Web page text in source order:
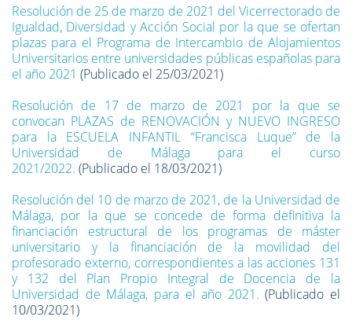
Resolución de 25 de marzo de 2021 del Vicerrectorado de
Igualdad, Diversidad y Acción Social por la que se ofertan
plazas para el Programa de Intercambio de Alojamientos
Universitarios entre universidades públicas españolas para
el año 2021 (Publicado el 25/03/2021)
Resolución de 17 de marzo de 2021 por la que se
convocan PLAZAS de RENOVACIÓN y NUEVO INGRESO
para la ESCUELA INFANTIL “Francisca Luque” de la
Universidad de Málaga para el curso
2021/2022. (Publicado el 18/03/2021)
Resolución del 10 de marzo de 2021, de la Universidad de
Málaga, por la que se concede de forma definitiva la
financiación estructural de los programas de máster
universitario y la financiación de la movilidad del
profesorado externo, correspondientes a las acciones 131
y 132 del Plan Propio Integral de Docencia de la
Universidad de Málaga, para el año 2021. (Publicado el
10/03/2021)